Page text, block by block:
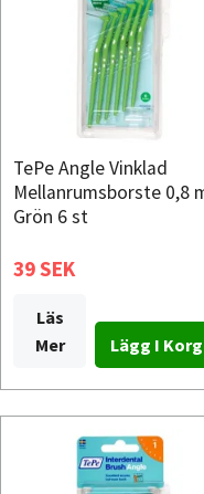
TePe Angle Vinklad
Mellanrumsborste 0,8
Grön 6 st
39 SEK
Läs
Mer